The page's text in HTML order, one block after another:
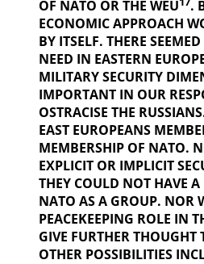
OF NATO OR THE WEU .
ECONOMIC APPROACH
BY ITSELF. THERE
NEED IN EASTERN
MILITARY SECURITY
IMPORTANT IN OUR
OSTRACISE THE
EAST EUROPEANS
MEMBERSHIP OF NATO.
EXPLICIT OR IMPLICIT
THEY COULD NOT HAVE
NATO AS A GROUP. NOR
PEACEKEEPING ROLE IN
GIVE FURTHERTHOUGHT
OTHER POSSIBILITIES